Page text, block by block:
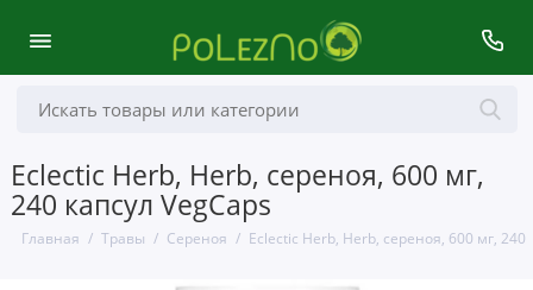
Eclectic Herb, Herb, сереноя, 600 мг,
240 капсул VegCaps
Главная Травы Сереноя Eclectic Herb, Herb, сереноя, 600 мг, 240